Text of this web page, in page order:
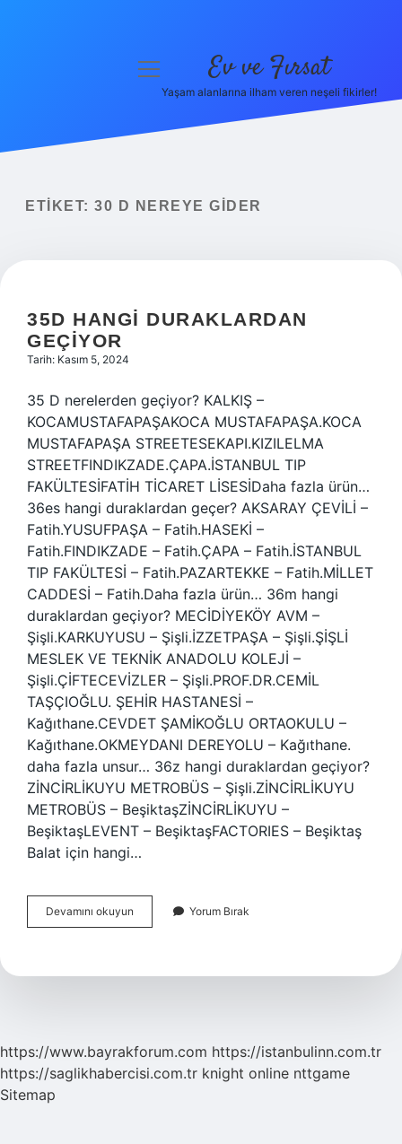
Yasal Uyarı
menüyü
Ev ve Fırsat
Yaşam alanlarına ilham veren neşeli fikirler!
ETIKET: 30 D NEREYE GIDER
35D HANGI DURAKLARDAN
GEÇIYOR
Tarih: Kasım 5, 2024
35 D nerelerden geçiyor? KALKIŞ –
KOCAMUSTAFAPAŞAKOCA MUSTAFAPAŞA.KOCA
MUSTAFAPAŞA STREETESEKAPI.KIZILELMA
STREETFINDIKZADE.ÇAPA.İSTANBUL TIP
FAKÜLTESİFATİH TİCARET LİSESİDaha fazla ürün…
36es hangi duraklardan geçer? AKSARAY ÇEVİLİ –
Fatih.YUSUFPAŞA – Fatih.HASEKİ –
Fatih.FINDIKZADE – Fatih.ÇAPA – Fatih.İSTANBUL
TIP FAKÜLTESİ – Fatih.PAZARTEKKE – Fatih.MİLLET
CADDESİ – Fatih.Daha fazla ürün… 36m hangi
duraklardan geçiyor? MECİDİYEKÖY AVM –
Şişli.KARKUYUSU – Şişli.İZZETPAŞA – Şişli.ŞİŞLİ
MESLEK VE TEKNİK ANADOLU KOLEJİ –
Şişli.ÇİFTECEVİZLER – Şişli.PROF.DR.CEMİL
TAŞÇIOĞLU. ŞEHİR HASTANESİ –
Kağıthane.CEVDET ŞAMİKOĞLU ORTAOKULU –
Kağıthane.OKMEYDANI DEREYOLU – Kağıthane.
daha fazla unsur… 36z hangi duraklardan geçiyor?
ZİNCİRLİKUYU METROBÜS – Şişli.ZİNCİRLİKUYU
METROBÜS – BeşiktaşZİNCİRLİKUYU –
BeşiktaşLEVENT – BeşiktaşFACTORIES – Beşiktaş
Balat için hangi…
Devamını okuyun
Hangi
Yorum Bırak
https://www.bayrakforum.com https://istanbulinn.com.tr
https://saglikhabercisi.com.tr knight online nttgame
Sitemap